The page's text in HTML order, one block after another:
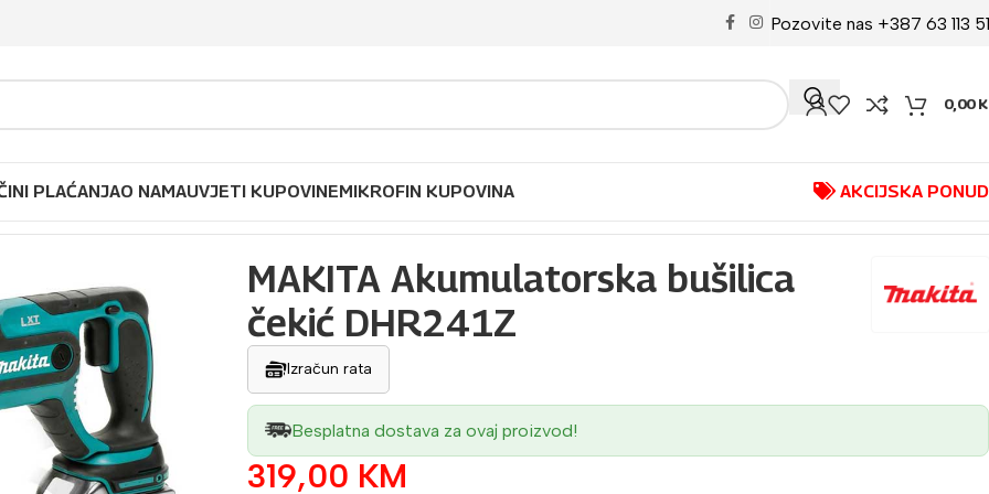
Pozovite nas +387 63 113
0,00
PLAĆANJAO NAMAUVJETI KUPOVINEMIKROFIN KUPOVINA AKCIJSKA
MAKITA Akumulatorska bušilica
čekić DHR241Z
Izračun rata
Besplatna dostava za ovaj proizvod!
319,00 KM